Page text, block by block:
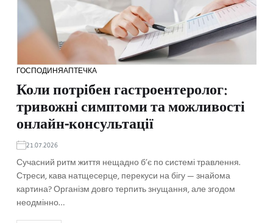
ГОСПОДИНЯАПТЕЧКА
Коли потрібен гастроентеролог:
тривожні симптоми та можливості
онлайн-консультації
21.07.2026
Сучасний ритм життя нещадно б’є по системі травлення.
Стреси, кава натщесерце, перекуси на бігу — знайома
картина? Організм довго терпить знущання, але згодом
неодмінно…